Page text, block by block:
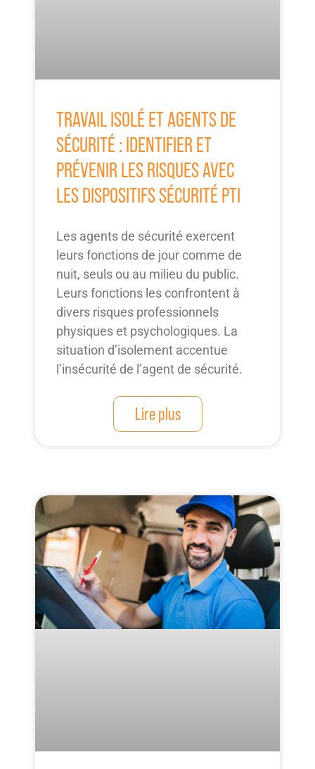
TRAVAIL ISOLÉ ET AGENTS DE
SÉCURITÉ : IDENTIFIER ET
PRÉVENIR LES RISQUES AVEC
LES DISPOSITIFS SÉCURITÉ PTI
Les agents de sécurité exercent
leurs fonctions de jour comme de
nuit, seuls ou au milieu du public.
Leurs fonctions les confrontent à
divers risques professionnels
physiques et psychologiques. La
situation d’isolement accentue
l’insécurité de l’agent de sécurité.
Lire plus